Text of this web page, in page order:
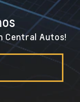
Central Autos!